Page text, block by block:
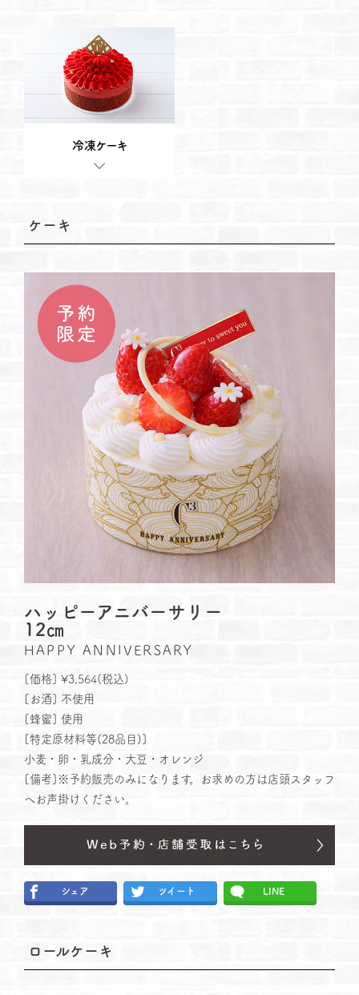
冷凍ケーキ
ケーキ
ハッピーアニバーサリー
12㎝
HAPPY ANNIVERSARY
[価格] ¥3,564(税込)
[お酒] 不使用
[蜂蜜] 使用
[特定原材料等(28品⽬)]
小麦・卵・乳成分・大豆・オレンジ
[備考]※予約販売のみになります。お求めの方は店頭スタッフ
へお声掛けください。
シェア ツイート LINE
ロールケーキ